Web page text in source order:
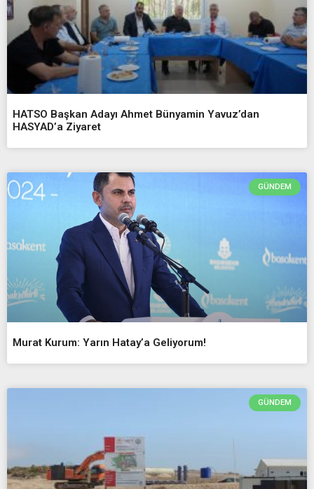
HATSO Başkan Adayı Ahmet Bünyamin Yavuz’dan
HASYAD’a Ziyaret
GÜNDEM
Murat Kurum: Yarın Hatay’a Geliyorum!
GÜNDEM